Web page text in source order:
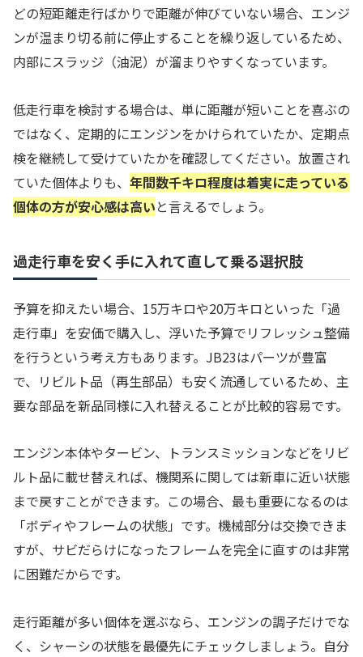
どの短距離走行ばかりで距離が伸びていない場合、エンジ
ンが温まり切る前に停止することを繰り返しているため、
内部にスラッジ（油泥）が溜まりやすくなっています。
低走行車を検討する場合は、単に距離が短いことを喜ぶの
ではなく、定期的にエンジンをかけられていたか、定期点
検を継続して受けていたかを確認してください。放置され
ていた個体よりも、 年間数千キロ程度は着実に走っている
個体の方が安心感は高いと言えるでしょう。
過走行車を安く手に入れて直して乗る選択肢
予算を抑えたい場合、15万キロや20万キロといった「過
走行車」を安価で購入し、浮いた予算でリフレッシュ整備
を行うという考え方もあります。JB23はパーツが豊富
で、リビルト品（再生部品）も安く流通しているため、主
要な部品を新品同様に入れ替えることが比較的容易です。
エンジン本体やタービン、トランスミッションなどをリビ
ルト品に載せ替えれば、機関系に関しては新車に近い状態
まで戻すことができます。この場合、最も重要になるのは
「ボディやフレームの状態」です。機械部分は交換できま
すが、サビだらけになったフレームを完全に直すのは非常
に困難だからです。
走行距離が多い個体を選ぶなら、エンジンの調子だけでな
く、シャーシの状態を最優先にチェックしましょう。自分